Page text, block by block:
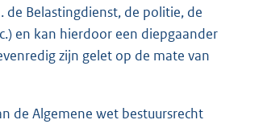
de Belastingdienst, de politie, de
en kan hierdoor een diepgaander
zijn gelet op de mate van
de Algemene wet bestuursrecht